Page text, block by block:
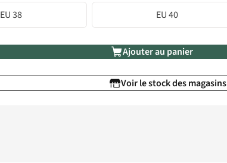
EU 38 EU 40
Ajouter au panier
Voir le stock des magasins